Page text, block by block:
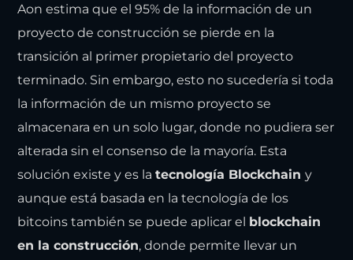
Aon estima que el 95% de la información de un
proyecto de construcción se pierde en la
transición al primer propietario del proyecto
terminado. Sin embargo, esto no sucedería si toda
la información de un mismo proyecto se
almacenara en un solo lugar, donde no pudiera ser
alterada sin el consenso de la mayoría. Esta
solución existe y es latecnología Blockchainy
aunque está basada en la tecnología de los
bitcoins también se puede aplicar el blockchain
en la construcción, donde permite llevar un